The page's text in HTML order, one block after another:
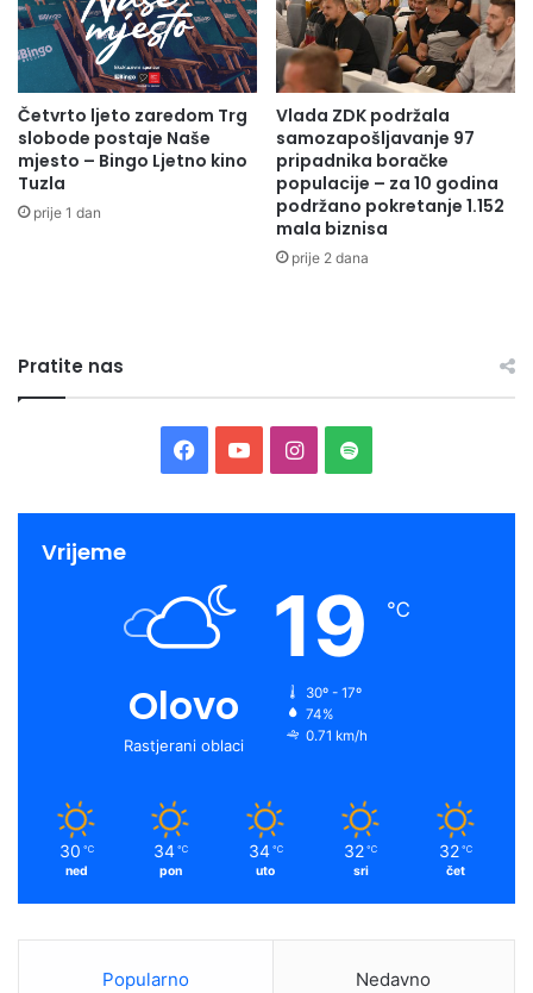
Četvrto ljeto zaredom Trg
slobode postaje Naše
mjesto – Bingo Ljetno kino
Tuzla
prije 1 dan
Vlada ZDK podržala
samozapošljavanje 97
pripadnika boračke
populacije – za 10 godina
podržano pokretanje 1.152
mala biznisa
prije 2 dana
Pratite nas
Facebook
YouTubeInstagram
Spotify
Vrijeme
Olovo
Rastjerani oblaci
19 ℃
30º - 17º
74%
0.71 km/h
30 ℃
ned
34 ℃
pon
34 ℃
uto
32 ℃
sri
32 ℃
čet
Popularno Nedavno